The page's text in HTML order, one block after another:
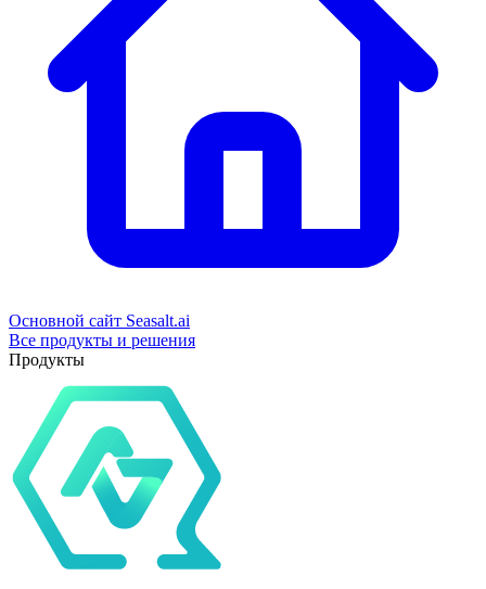
Основной сайт Seasalt.ai
Все продукты и решения
Продукты